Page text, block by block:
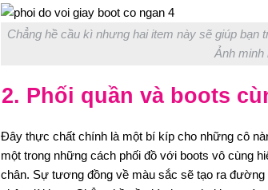
Chẳng hề cầu kì nhưng hai item này sẽ giúp bạn
Ảnh minh
2. Phối quần và boots
Đây thực chất chính là một bí kíp cho những cô
một trong những cách phối đồ với boots vô cùng
chân. Sự tương đồng về màu sắc sẽ tạo ra